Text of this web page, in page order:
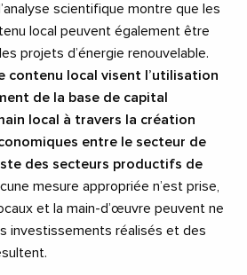
scientifique montre que les
local peuvent également être
projets d’énergie renouvelable.
contenu local visent l’utilisation
de la base de capital
local à travers la création
entre le secteur de
des secteurs productifs de
mesure appropriée n’est prise,
et la main-d’œuvre peuvent ne
investissements réalisés et des